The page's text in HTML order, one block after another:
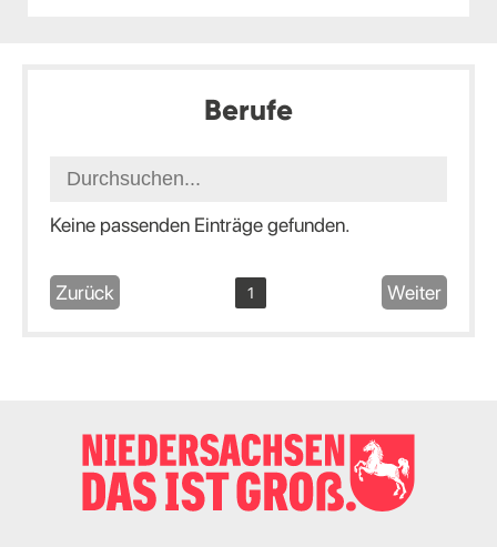
Berufe
Keine passenden Einträge gefunden.
Zurück 1 Weiter